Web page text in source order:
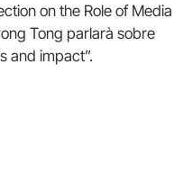
on the Role of Media
Tong parlarà sobre
and impact”.